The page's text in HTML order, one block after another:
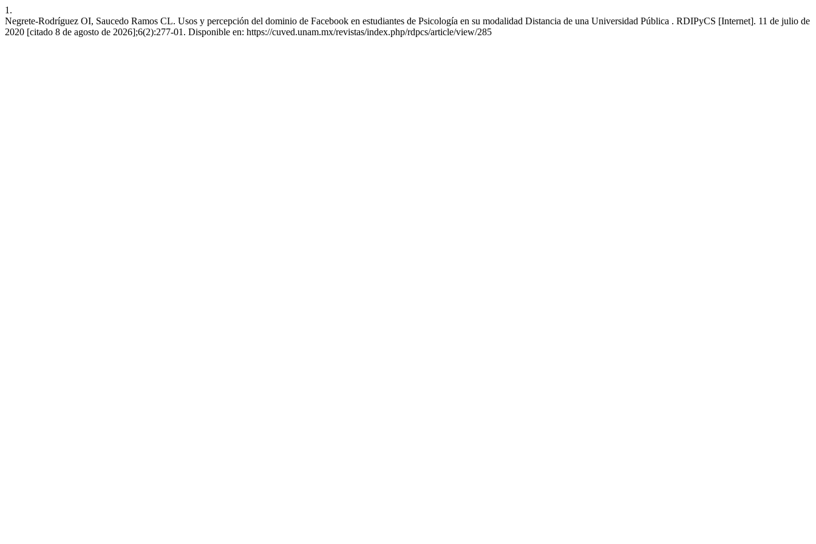
1.
Negrete-Rodríguez OI, Saucedo Ramos CL. Usos y percepción del dominio de Facebook en estudiantes de Psicología en su modalidad Distancia de una Universidad Pública . RDIPyCS [Internet]. 11 de julio de
2020 [citado 8 de agosto de 2026];6(2):277-01. Disponible en: https://cuved.unam.mx/revistas/index.php/rdpcs/article/view/285